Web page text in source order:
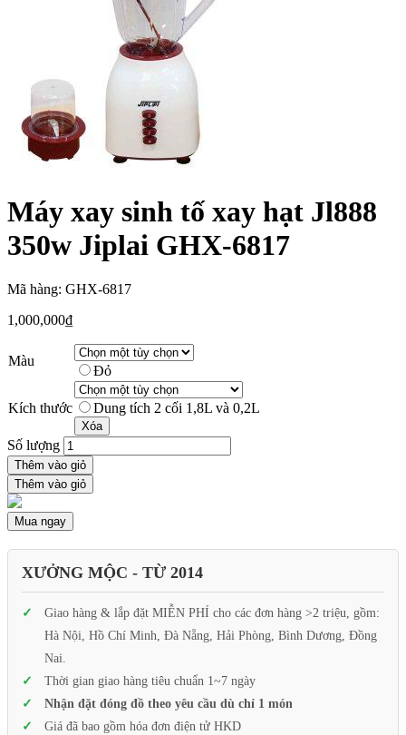
Máy xay sinh tố xay hạt Jl888
350w Jiplai GHX-6817
Mã hàng: GHX-6817
1,000,000₫
Màu
Đỏ
Kích thước Dung tích 2 cối 1,8L và 0,2L
Xóa
Số lượng
Thêm vào giỏ
Thêm vào giỏ
Mua ngay
XƯỞNG MỘC - TỪ 2014
Giao hàng & lắp đặt MIỄN PHÍ cho các đơn hàng >2 triệu, gồm:
Hà Nội, Hồ Chí Minh, Đà Nẵng, Hải Phòng, Bình Dương, Đồng
Nai.
Thời gian giao hàng tiêu chuẩn 1~7 ngày
Nhận đặt đóng đồ theo yêu cầu dù chỉ 1 món
Giá đã bao gồm hóa đơn điện tử HKD